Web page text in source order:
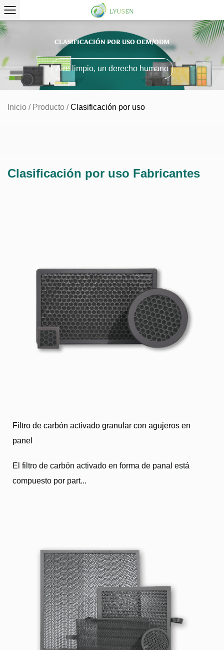
CLASIFICACIÓN POR USO OEM/ODM
Aire limpio, un derecho humano
Inicio / Producto /Clasificación por uso
Clasificación por uso Fabricantes
Filtro de carbón activado granular con agujeros en
panel
El filtro de carbón activado en forma de panal está
compuesto por part...